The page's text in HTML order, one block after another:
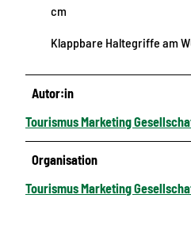
cm
Klappbare Haltegriffe am
Autor:in
Tourismus Marketing
Organisation
Tourismus Marketing